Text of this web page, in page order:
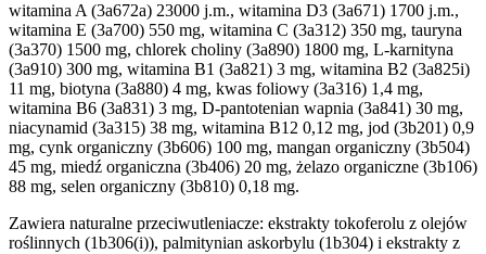
witamina A (3a672a) 23000 j.m., witamina D3 (3a671) 1700 j.m.,
witamina E (3a700) 550 mg, witamina C (3a312) 350 mg, tauryna
(3a370) 1500 mg, chlorek choliny (3a890) 1800 mg, L-karnityna
(3a910) 300 mg, witamina B1 (3a821) 3 mg, witamina B2 (3a825i)
11 mg, biotyna (3a880) 4 mg, kwas foliowy (3a316) 1,4 mg,
witamina B6 (3a831) 3 mg, D-pantotenian wapnia (3a841) 30 mg,
niacynamid (3a315) 38 mg, witamina B12 0,12 mg, jod (3b201) 0,9
mg, cynk organiczny (3b606) 100 mg, mangan organiczny (3b504)
45 mg, miedź organiczna (3b406) 20 mg, żelazo organiczne (3b106)
88 mg, selen organiczny (3b810) 0,18 mg.
Zawiera naturalne przeciwutleniacze: ekstrakty tokoferolu z olejów
roślinnych (1b306(i)), palmitynian askorbylu (1b304) i ekstrakty z